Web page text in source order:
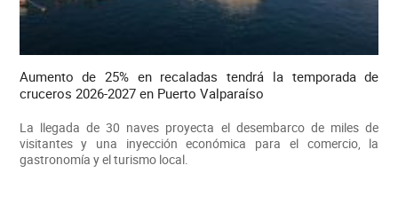
Aumento de 25% en recaladas tendrá la temporada de
cruceros 2026-2027 en Puerto Valparaíso
La llegada de 30 naves proyecta el desembarco de miles de
visitantes y una inyección económica para el comercio, la
gastronomía y el turismo local.